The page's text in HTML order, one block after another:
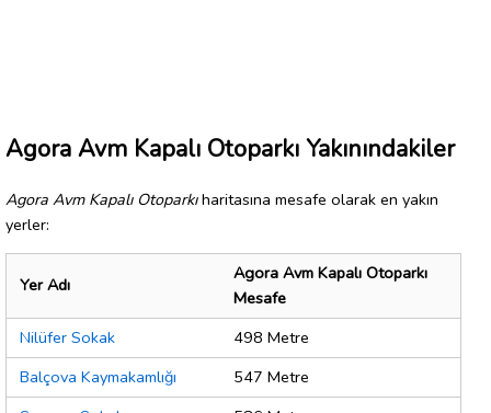
Agora Avm Kapalı Otoparkı Yakınındakiler
Agora Avm Kapalı Otoparkıharitasına mesafe olarak en yakın
yerler:
Yer Adı
Agora Avm Kapalı Otoparkı
Mesafe
Nilüfer Sokak
498 Metre
Balçova Kaymakamlığı
547 Metre